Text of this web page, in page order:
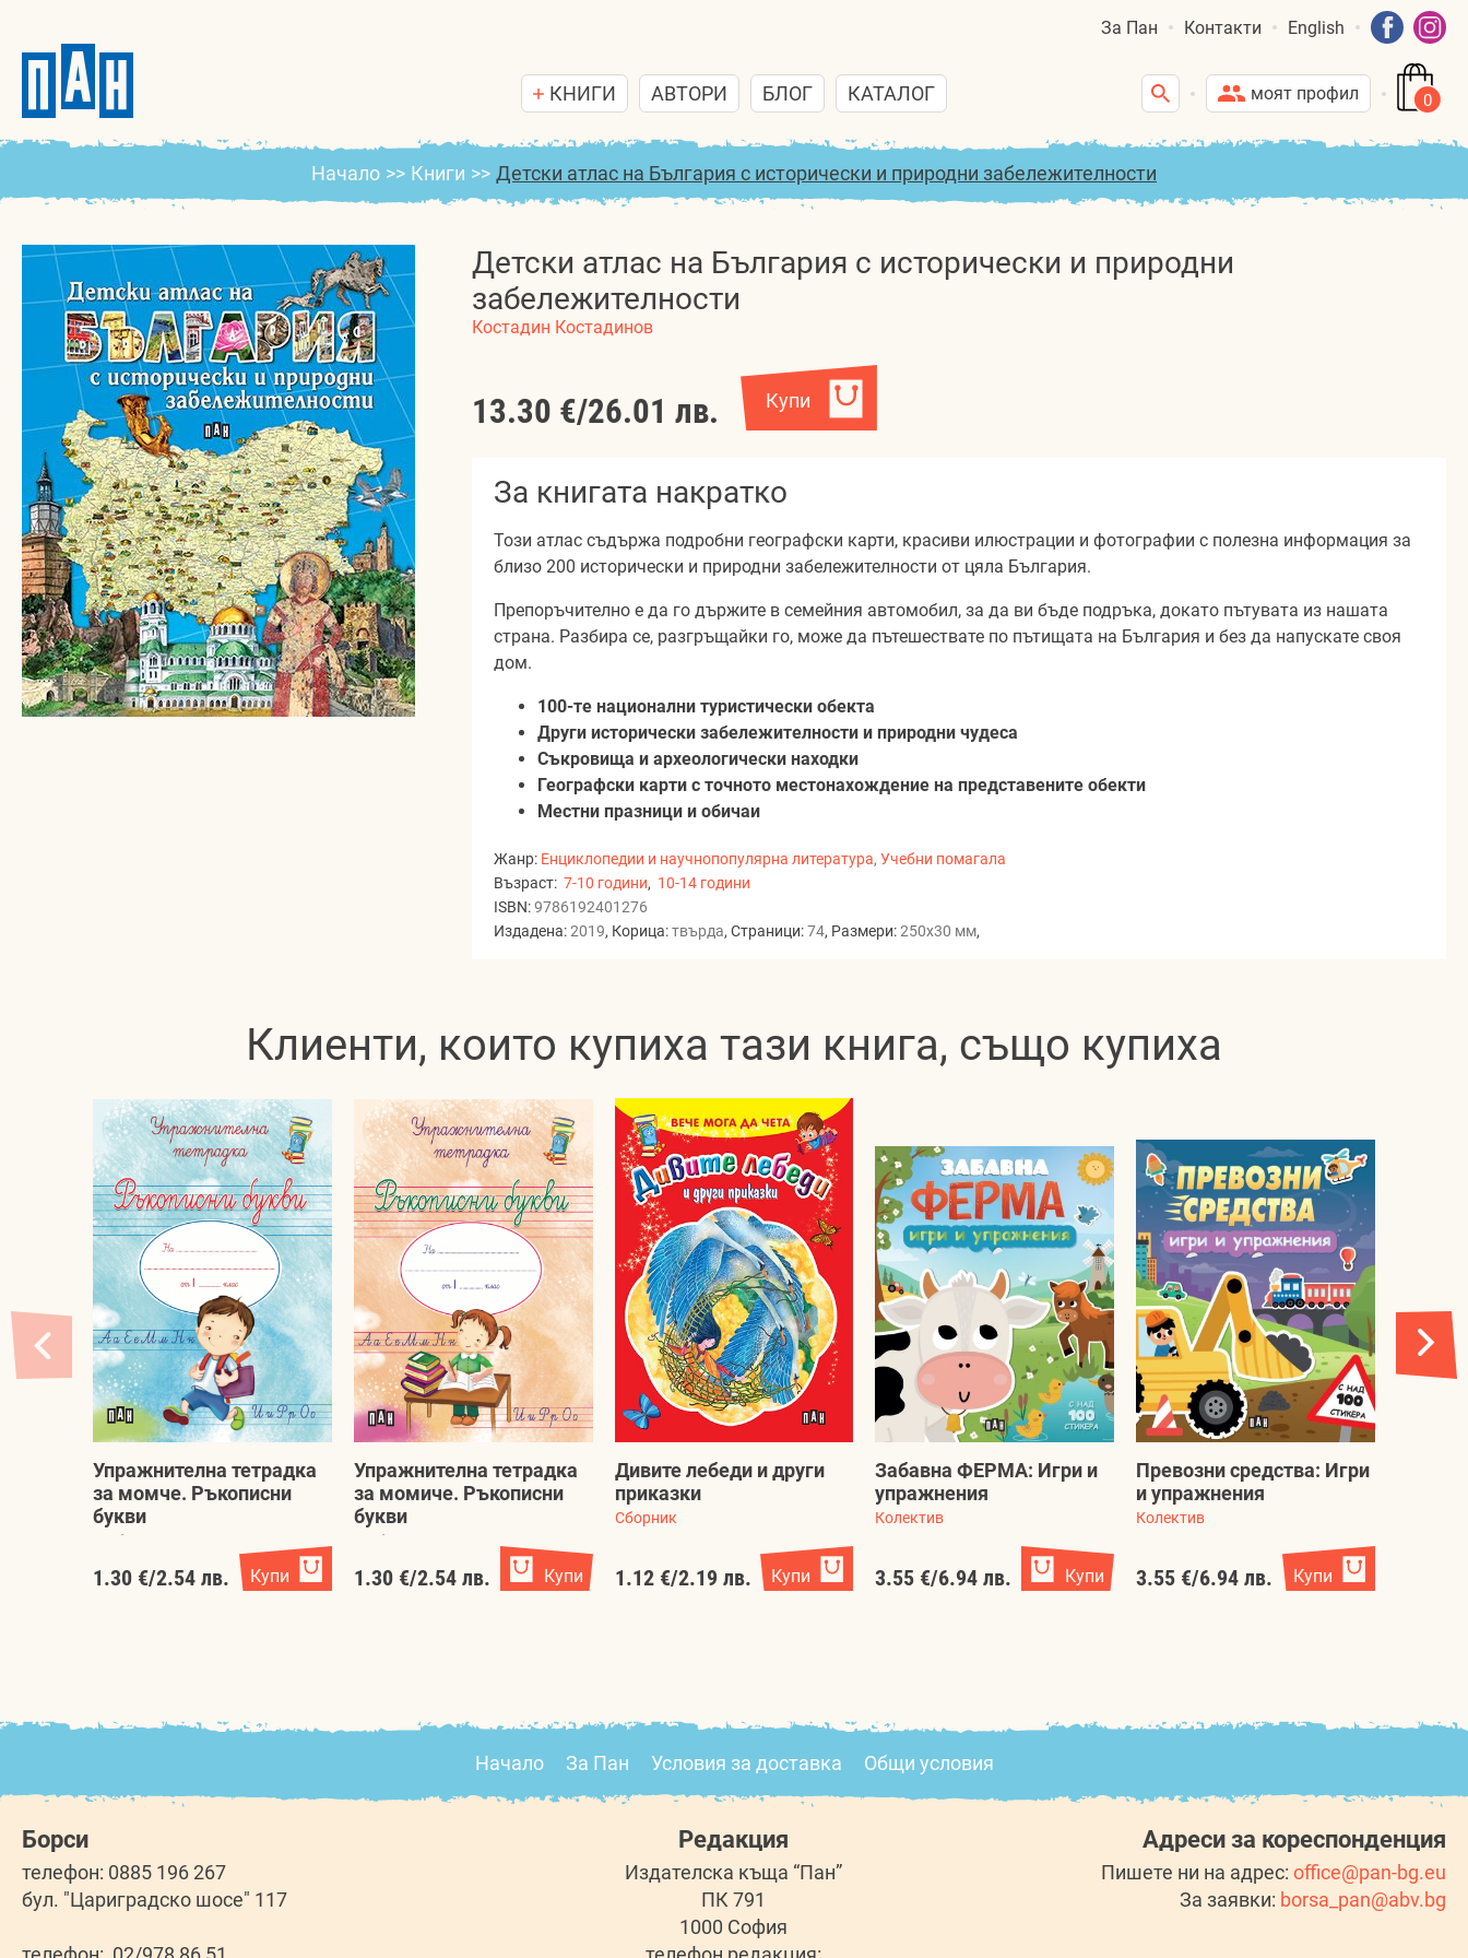
За Пан Контакти English
КНИГИ АВТОРИ БЛОГ КАТАЛОГ моят профил 0
Начало >> Книги >> Детски атлас на България с исторически и природни забележителности
Детски атлас на България с исторически и природни
забележителности
Костадин Костадинов
13.30 €/26.01 лв. Купи
За книгата накратко
Този атлас съдържа подробни географски карти, красиви илюстрации и фотографии с полезна информация за
близо 200 исторически и природни забележителности от цяла България.
Препоръчително е да го държите в семейния автомобил, за да ви бъде подръка, докато пътувата из нашата
страна. Разбира се, разгръщайки го, може да пътешествате по пътищата на България и без да напускате своя
дом.
100-те национални туристически обекта
Други исторически забележителности и природни чудеса
Съкровища и археологически находки
Географски карти с точното местонахождение на представените обекти
Местни празници и обичаи
Жанр: Енциклопедии и научнопопулярна литература,Учебни помагала
Възраст:7-10 години, 10-14 години
ISBN:9786192401276
Издадена:2019, Корица:твърда, Страници:74, Размери:250x30 мм,
Клиенти, които купиха тази книга, също купиха
Упражнителна тетрадка
за момче. Ръкописни
букви
Любомир Русанов
1.30 €/2.54 лв. Купи
Упражнителна тетрадка
за момиче. Ръкописни
букви
Любомир Русанов
1.30 €/2.54 лв. Купи
Дивите лебеди и други
приказки
Сборник
1.12 €/2.19 лв. Купи
Забавна ФЕРМА: Игри и
упражнения
Колектив
3.55 €/6.94 лв. Купи
Превозни средства: Игри
и упражнения
Колектив
3.55 €/6.94 лв. Купи
Начало За Пан Условия за доставка Общи условия
Борси
телефон: 0885 196 267
бул. "Цариградско шосе" 117
Редакция
Издателска къща “Пан”
ПК 791
1000 София
Адреси за кореспонденция
Пишете ни на адрес: office@pan-bg.eu
За заявки: borsa_pan@abv.bg